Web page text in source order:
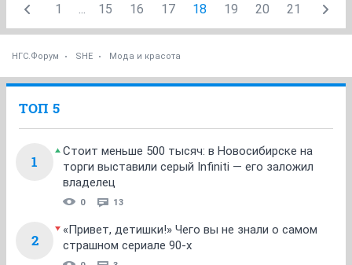
1 15 16 17 18 19 20 21
НГС.Форум SHE Мода и красота
ТОП 5
1
Стоит меньше 500 тысяч: в Новосибирске на
торги выставили серый Infiniti — его заложил
владелец
0 13
2
«Привет, детишки!» Чего вы не знали о самом
страшном сериале 90-х